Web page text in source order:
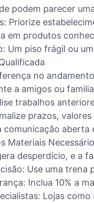
podem parecer
Priorize
em produtos
Um piso frágil ou
no
a amigos ou
trabalhos
prazos,
comunicação
Materiais
desperdício, e a
Use uma
Inclua 10% a
Lojas